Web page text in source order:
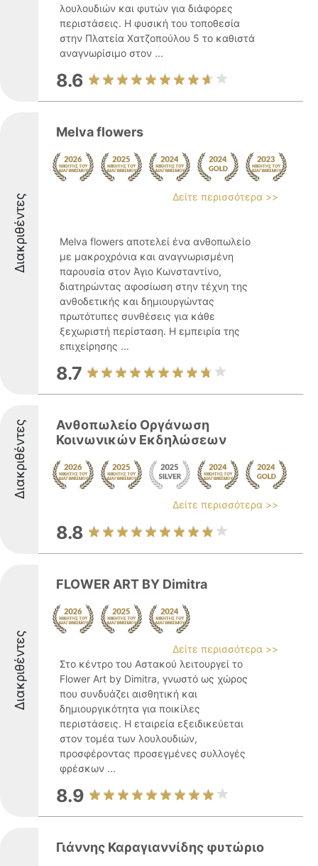
λουλουδιών και φυτών για διάφορες
περιστάσεις. Η φυσική του τοποθεσία
στην Πλατεία Χατζοπούλου 5 το καθιστά
αναγνωρίσιμο στον ...
8.6
Διακριθέντες
Melva flowers
Δείτε περισσότερα >>
Melva flowers αποτελεί ένα ανθοπωλείο
με μακροχρόνια και αναγνωρισμένη
παρουσία στον Άγιο Κωνσταντίνο,
διατηρώντας αφοσίωση στην τέχνη της
ανθοδετικής και δημιουργώντας
πρωτότυπες συνθέσεις για κάθε
ξεχωριστή περίσταση. Η εμπειρία της
επιχείρησης ...
8.7
Διακριθέντες
Ανθοπωλείο Οργάνωση
Κοινωνικών Εκδηλώσεων
Δείτε περισσότερα >>
8.8
Διακριθέντες
FLOWER ART BY Dimitra
Δείτε περισσότερα >>
Στο κέντρο του Αστακού λειτουργεί το
Flower Art by Dimitra, γνωστό ως χώρος
που συνδυάζει αισθητική και
δημιουργικότητα για ποικίλες
περιστάσεις. Η εταιρεία εξειδικεύεται
στον τομέα των λουλουδιών,
προσφέροντας προσεγμένες συλλογές
φρέσκων ...
8.9
Γιάννης Καραγιαννίδης φυτώριο